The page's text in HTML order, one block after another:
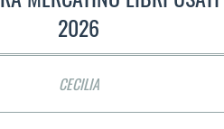
2026
CECILIA